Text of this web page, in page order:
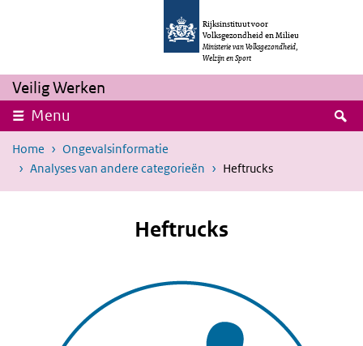
Overslaan en naar de inhoud gaan
Rijksinstituut voor
Volksgezondheid en Milieu
Ministerie van Volksgezondheid,
Welzijn en Sport
Veilig Werken
Menu
Home
Ongevalsinformatie
Analyses van andere categorieën
Heftrucks
Heftrucks